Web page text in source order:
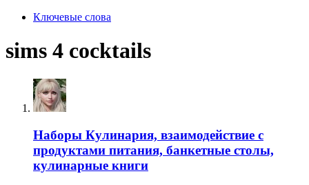
Ключевые слова
sims 4 cocktails
Наборы Кулинария, взаимодействие с
продуктами питания, банкетные столы,
кулинарные книги